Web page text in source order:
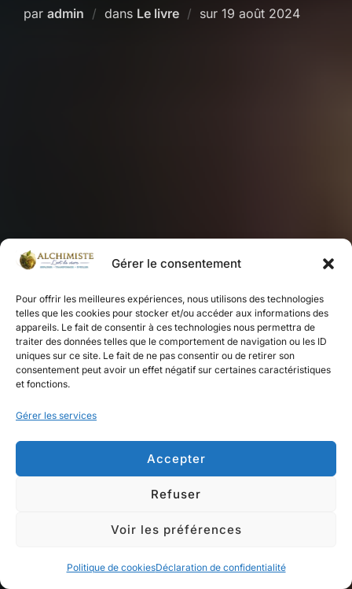
Gérer le consentement
Pour offrir les meilleures expériences, nous utilisons des technologies
telles que les cookies pour stocker et/ou accéder aux informations des
appareils. Le fait de consentir à ces technologies nous permettra de
traiter des données telles que le comportement de navigation ou les ID
uniques sur ce site. Le fait de ne pas consentir ou de retirer son
consentement peut avoir un effet négatif sur certaines caractéristiques
et fonctions.
Gérer les services
Accepter
Refuser
Voir les préférences
Politique de cookiesDéclaration de confidentialité
par admin dans Le livre sur Publié
19 août 2024